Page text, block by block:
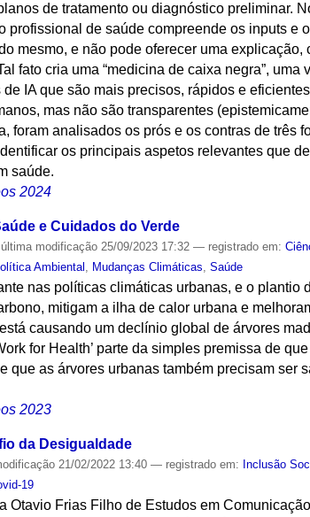
de tratamento ou diagnóstico preliminar.
profissional de saúde compreende os inputs e
mesmo, e não pode oferecer uma
fato cria uma “medicina de caixa negra”,
IA que são mais precisos, rápidos e
mas não são transparentes
foram analisados os prós e os contras de três
os principais aspetos relevantes que
saúde.
2024
e Cuidados do Verde
última modificação 25/09/2023 17:32— registrado em:
Ambiental, Mudanças Climáticas,Saúde
nas políticas climáticas urbanas, e o plantio
mitigam a ilha de calor urbana e
causando um declínio global de árvores
for Health’ parte da simples premissa de
que as árvores urbanas também precisam ser
2023
da Desigualdade
21/02/2022 13:40— registrado em: Inclusão
19
Otavio Frias Filho de Estudos em